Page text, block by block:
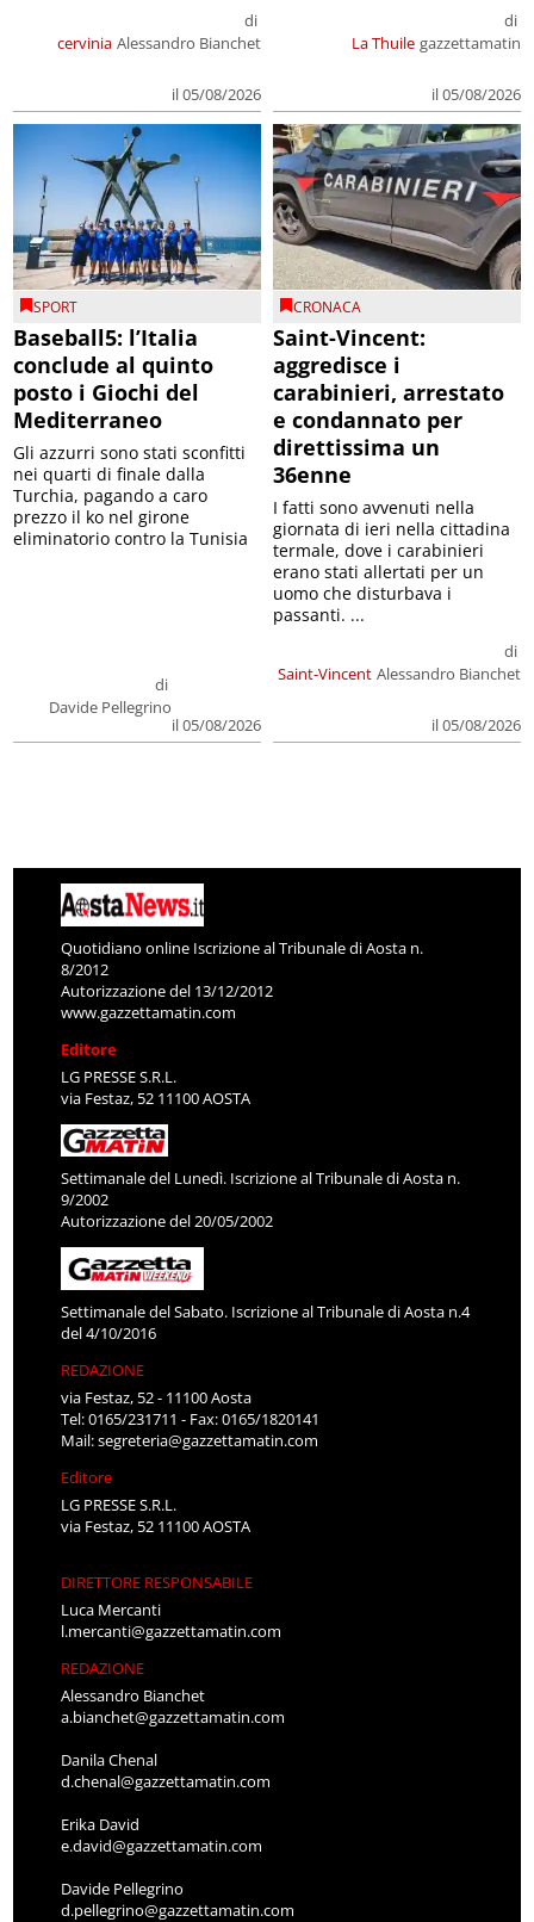
cervinia
di
Alessandro Bianchet
il 05/08/2026
La Thuile
di
gazzettamatin
il 05/08/2026
SPORT
Baseball5: l’Italia
conclude al quinto
posto i Giochi del
Mediterraneo
di
Davide Pellegrino
il 05/08/2026
Gli azzurri sono stati sconfitti
nei quarti di finale dalla
Turchia, pagando a caro
prezzo il ko nel girone
eliminatorio contro la Tunisia
CRONACA
Saint-Vincent:
aggredisce i
carabinieri, arrestato
e condannato per
direttissima un
36enne
Saint-Vincent
di
Alessandro Bianchet
il 05/08/2026
I fatti sono avvenuti nella
giornata di ieri nella cittadina
termale, dove i carabinieri
erano stati allertati per un
uomo che disturbava i
passanti. ...
Quotidiano online Iscrizione al Tribunale di Aosta n.
8/2012
Autorizzazione del 13/12/2012
www.gazzettamatin.com
Editore
LG PRESSE S.R.L.
via Festaz, 52 11100 AOSTA
Settimanale del Lunedì. Iscrizione al Tribunale di Aosta n.
9/2002
Autorizzazione del 20/05/2002
Settimanale del Sabato. Iscrizione al Tribunale di Aosta n.4
del 4/10/2016
REDAZIONE
via Festaz, 52 - 11100 Aosta
Tel: 0165/231711 - Fax: 0165/1820141
Mail:segreteria@gazzettamatin.com
Editore
LG PRESSE S.R.L.
via Festaz, 52 11100 AOSTA
DIRETTORE RESPONSABILE
Luca Mercanti
l.mercanti@gazzettamatin.com
REDAZIONE
Alessandro Bianchet
a.bianchet@gazzettamatin.com
Danila Chenal
d.chenal@gazzettamatin.com
Erika David
e.david@gazzettamatin.com
Davide Pellegrino
d.pellegrino@gazzettamatin.com